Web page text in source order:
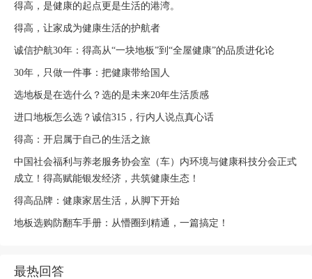
得高，是健康的起点更是生活的港湾。
得高，让家成为健康生活的护航者
诚信护航30年：得高从“一块地板”到“全屋健康”的品质进化论
30年，只做一件事：把健康带给国人
选地板是在选什么？选的是未来20年生活质感
进口地板怎么选？诚信315，行内人说点真心话
得高：开启属于自己的生活之旅
中国社会福利与养老服务协会室（车）内环境与健康科技分会正式
成立！得高赋能银发经济，共筑健康生态！
得高品牌：健康家居生活，从脚下开始
地板选购防翻车手册：从懵圈到精通，一篇搞定！
最热回答